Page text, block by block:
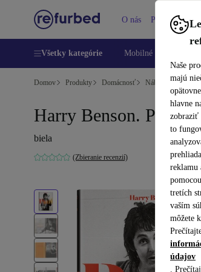
Naše
majú
hlavne
zobraziť
to
reklamu
tretích
vaším
môžete
údajov
.
O nás Pomoc
Všetky kategórie Mobilné telefóny
Domov Produkty Domácnosť Nábytok
Harry Benson. Paul
biela
(Zbieranie recenzií)